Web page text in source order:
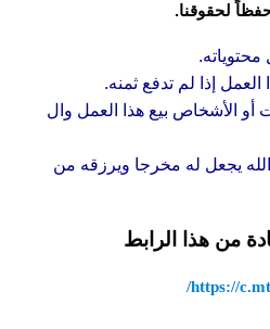
لحقوقنا.
إذا لم تدفع ثمنه.
أو الأشخاص بيع هذا العمل وال
يجعل له مخرجا ويرزقه من
من هذا الرابط
https://